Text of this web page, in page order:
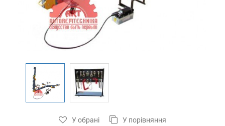
У обрані У порівняння